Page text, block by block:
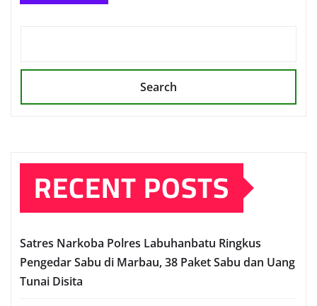
Search
RECENT POSTS
Satres Narkoba Polres Labuhanbatu Ringkus
Pengedar Sabu di Marbau, 38 Paket Sabu dan Uang
Tunai Disita